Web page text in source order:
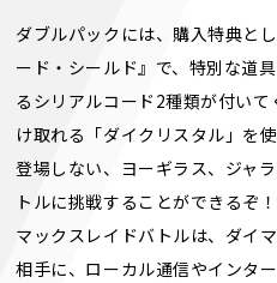
ダブルパックには、購入特典と
ード・シールド』で、特別な道
るシリアルコード2種類が付い
け取れる「ダイクリスタル」を
登場しない、ヨーギラス、ジャ
トルに挑戦することができるぞ！
マックスレイドバトルは、ダイ
相手に、ローカル通信やインタ